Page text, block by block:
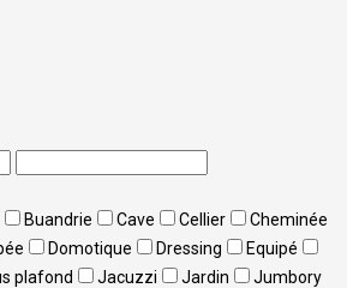
Buandrie Cave Cellier
Cheminée
Domotique Dressing
Equipé
plafond Jacuzzi Jardin
Jumbory